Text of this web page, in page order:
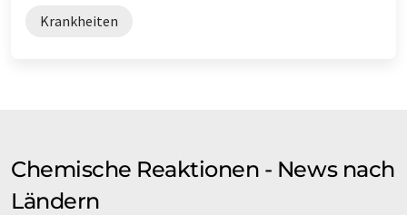
Krankheiten
Chemische Reaktionen - News nach
Ländern